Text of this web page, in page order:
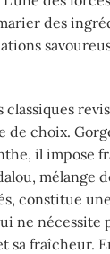
des
classiques
de choix.
il impose
mélange
constitue
ne nécessite
sa fraîcheur.